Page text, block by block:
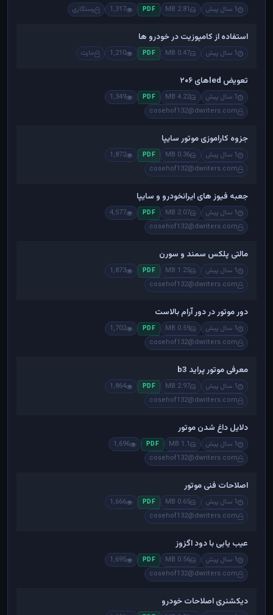
1 سال پیش 2.81 MB
PDF
1,317 رستگاری
استفاده از کامپوزیت در خودرو ها
1 سال پیش 0.47 MB
PDF
1,210 حارث
تعویض ledهای ۲۰۶
1 سال پیش 4.22 MB
PDF
1,349
cosehof132@dwriters.com
جزوه کاراموزی موتور سایپا
1 سال پیش 0.36 MB
PDF
1,872
cosehof132@dwriters.com
جعبه فیوز های ایرانخودرو و سایپا
1 سال پیش 2.07 MB
PDF
4,577
cosehof132@dwriters.com
مالتی پلکس سمند و سورن
1 سال پیش 1.25 MB
PDF
1,873
cosehof132@dwriters.com
دور موتور در دور آرام بالاست
1 سال پیش 0.59 MB
PDF
1,702
cosehof132@dwriters.com
معرفی موتور پراید b3
1 سال پیش 2.97 MB
PDF
1,864
cosehof132@dwriters.com
دلایل داغ شدن موتور
1 سال پیش 1.1 MB
PDF
1,696
cosehof132@dwriters.com
اصلاحات فنی موتور
1 سال پیش 0.65 MB
PDF
1,666
cosehof132@dwriters.com
عیب یابی با دود اگزوز
1 سال پیش 0.56 MB
PDF
1,695
cosehof132@dwriters.com
دیکشنری اصلاحات خودرو